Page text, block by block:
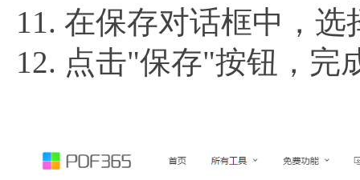
11. 在保存对话框中，
12. 点击"保存"按钮，完